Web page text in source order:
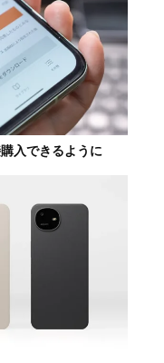
入できるように